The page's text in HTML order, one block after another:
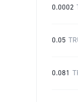
0.0002
0.05
0.081